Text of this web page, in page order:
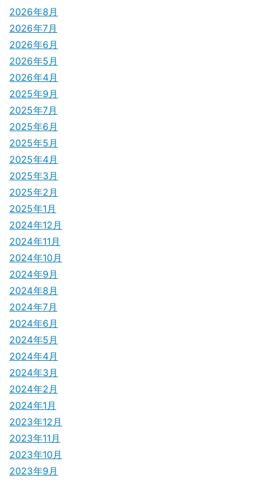
ゲ
ー
シ
ョ
ン
2026年8月
2026年7月
2026年6月
2026年5月
2026年4月
2025年9月
2025年7月
2025年6月
2025年5月
2025年4月
2025年3月
2025年2月
2025年1月
2024年12月
2024年11月
2024年10月
2024年9月
2024年8月
2024年7月
2024年6月
2024年5月
2024年4月
2024年3月
2024年2月
2024年1月
2023年12月
2023年11月
2023年10月
2023年9月